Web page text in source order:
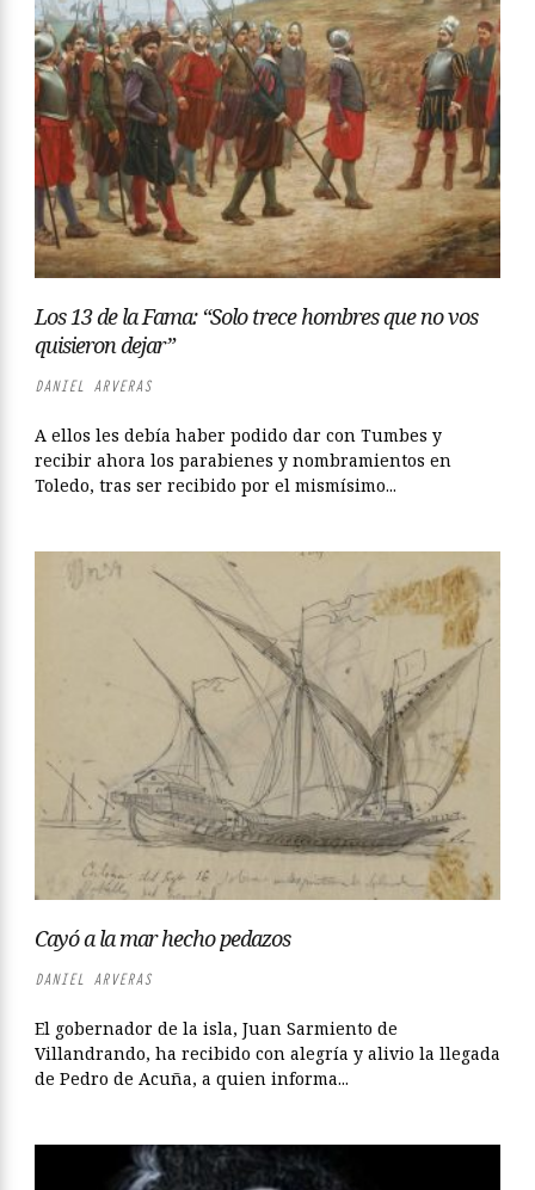
Los 13 de la Fama: “Solo trece hombres que no vos
quisieron dejar”
DANIEL ARVERAS
A ellos les debía haber podido dar con Tumbes y
recibir ahora los parabienes y nombramientos en
Toledo, tras ser recibido por el mismísimo...
Cayó a la mar hecho pedazos
DANIEL ARVERAS
El gobernador de la isla, Juan Sarmiento de
Villandrando, ha recibido con alegría y alivio la llegada
de Pedro de Acuña, a quien informa...